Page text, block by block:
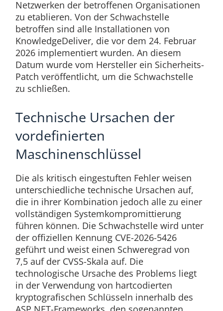
Netzwerken der betroffenen Organisationen
zu etablieren. Von der Schwachstelle
betroffen sind alle Installationen von
KnowledgeDeliver, die vor dem 24. Februar
2026 implementiert wurden. An diesem
Datum wurde vom Hersteller ein Sicherheits-
Patch veröffentlicht, um die Schwachstelle
zu schließen.
Technische Ursachen der
vordefinierten
Maschinenschlüssel
Die als kritisch eingestuften Fehler weisen
unterschiedliche technische Ursachen auf,
die in ihrer Kombination jedoch alle zu einer
vollständigen Systemkompromittierung
führen können. Die Schwachstelle wird unter
der offiziellen Kennung CVE-2026-5426
geführt und weist einen Schweregrad von
7,5 auf der CVSS-Skala auf. Die
technologische Ursache des Problems liegt
in der Verwendung von hartcodierten
kryptografischen Schlüsseln innerhalb des